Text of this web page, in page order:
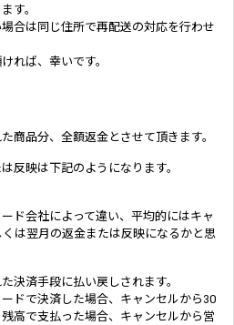
す。
合は同じ住所で再配送の対応を行わせ
れば、幸いです。
商品分、全額返金とさせて頂きます。
反映は下記のようになります。
ド会社によって違い、平均的にはキャ
は翌月の返金または反映になるかと思
決済手段に払い戻しされます。
ドで決済した場合、キャンセルから30
高で支払った場合、キャンセルから営